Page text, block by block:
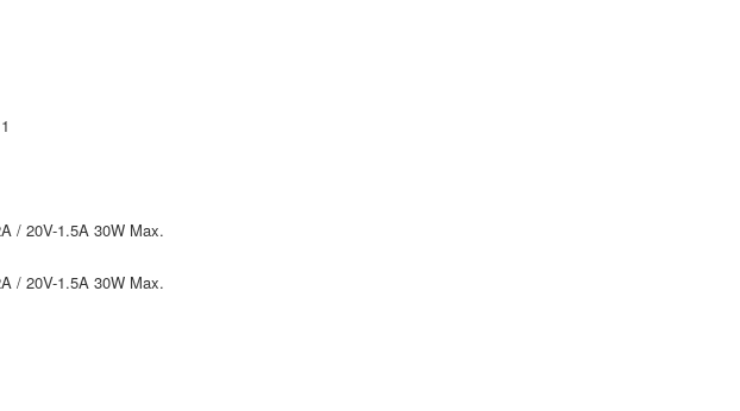
/ 20V-1.5A 30W Max.
/ 20V-1.5A 30W Max.